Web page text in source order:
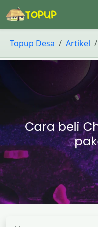
Topup Desa Artikel